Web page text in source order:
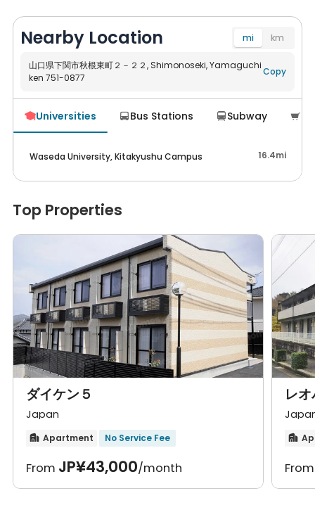
入居中の解約:
解約申し入れ日から少なくとも１か月前迄に賃貸人にその旨を賃
貸人の指定する書面により通知いただく必要があります。
1ヶ月未満の場合、解約日迄の利用料金と、解約日の翌日から解約
申入れの１か月後迄の期間の利用料金相当額を違約金として、あ
わせて賃貸人に支払うものとします。
賃借人からの解約申し入れにより、入居日から8ヶ月未満にて当
該契約が終了した場合、契約時のその他値引きのうち、遡って無
あります。その他値引き等がない場合、この件は対象となりませ
ん。。
当該契約期間中において賃借人が契約期間開始日より起算し、 1
とは別に賃貸人は賃借人に当該契約における１か月分の家賃に相
Nearby Location mi km
山口県下関市秋根東町２－２２, Shimonoseki, Yamaguchi
ken 751-0877
Copy
Universities Bus Stations Subway 
Waseda University, Kitakyushu Campus 16.4mi
Top Properties
ダイケン５
Japan
 Apartment No Service Fee
From JP¥43,000/month
レ
